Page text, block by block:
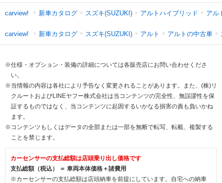
carview! 新車カタログ スズキ(SUZUKI) アルトハイブリッド アル
carview! 新車カタログ スズキ(SUZUKI) アルト アルトの中古車
※仕様・オプション・装備の詳細については各販売店にお問い合わせくださ
い。
※当情報の内容は各社により予告なく変更されることがあります。また、(株)リ
クルートおよびLINEヤフー株式会社は当コンテンツの完全性、無誤謬性を保
証するものではなく、当コンテンツに起因するいかなる損害の責も負いかね
ます。
※コンテンツもしくはデータの全部または一部を無断で転写、転載、複製する
ことを禁じます。
カーセンサーの支払総額は店頭乗り出し価格です
支払総額（税込） ＝ 車両本体価格＋諸費用
※カーセンサーの支払総額は店頭納車を前提にしています。自宅への納車